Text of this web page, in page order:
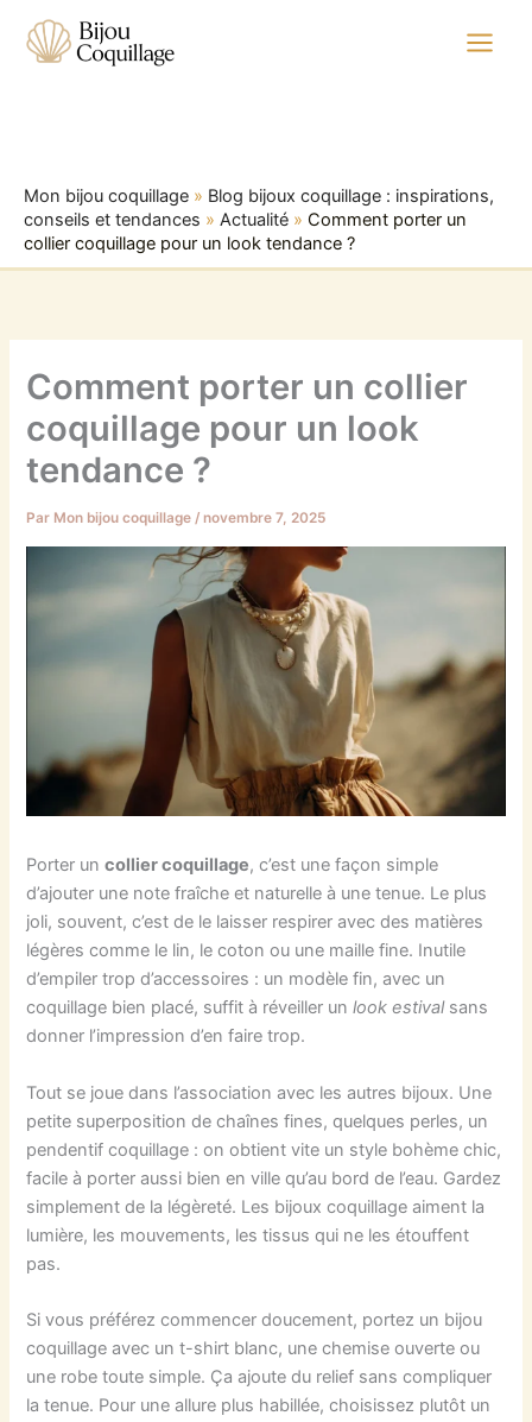
contenu
Mon bijou coquillage » Blog bijoux coquillage : inspirations,
conseils et tendances » Actualité » Comment porter un
collier coquillage pour un look tendance ?
Comment porter un collier
coquillage pour un look
tendance ?
Par Mon bijou coquillage/novembre 7, 2025
Porter uncollier coquillage, c’est une façon simple
d’ajouter une note fraîche et naturelle à une tenue. Le plus
joli, souvent, c’est de le laisser respirer avec des matières
légères comme le lin, le coton ou une maille fine. Inutile
d’empiler trop d’accessoires : un modèle fin, avec un
coquillage bien placé, suffit à réveiller unlook estivalsans
donner l’impression d’en faire trop.
Tout se joue dans l’association avec les autres bijoux. Une
petite superposition de chaînes fines, quelques perles, un
pendentif coquillage : on obtient vite un style bohème chic,
facile à porter aussi bien en ville qu’au bord de l’eau. Gardez
simplement de la légèreté. Les bijoux coquillage aiment la
lumière, les mouvements, les tissus qui ne les étouffent
pas.
Si vous préférez commencer doucement, portez un bijou
coquillage avec un t-shirt blanc, une chemise ouverte ou
une robe toute simple. Ça ajoute du relief sans compliquer
la tenue. Pour une allure plus habillée, choisissez plutôt un